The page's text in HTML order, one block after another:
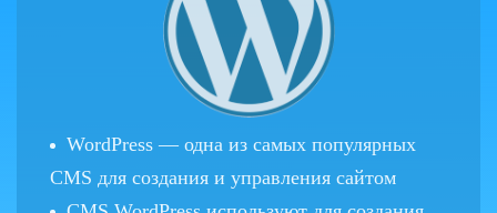
WordPress — одна из самых популярных
CMS для создания и управления сайтом